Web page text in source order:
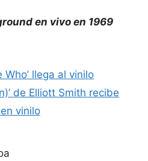
en vivo en 1969
Who’ llega al vinilo
de Elliott Smith recibe
vinilo